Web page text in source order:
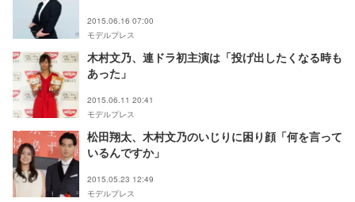
2015.06.16 07:00
モデルプレス
木村文乃、連ドラ初主演は「投げ出したくなる時も
あった」
2015.06.11 20:41
モデルプレス
松田翔太、木村文乃のいじりに困り顔「何を言って
いるんですか」
2015.05.23 12:49
モデルプレス